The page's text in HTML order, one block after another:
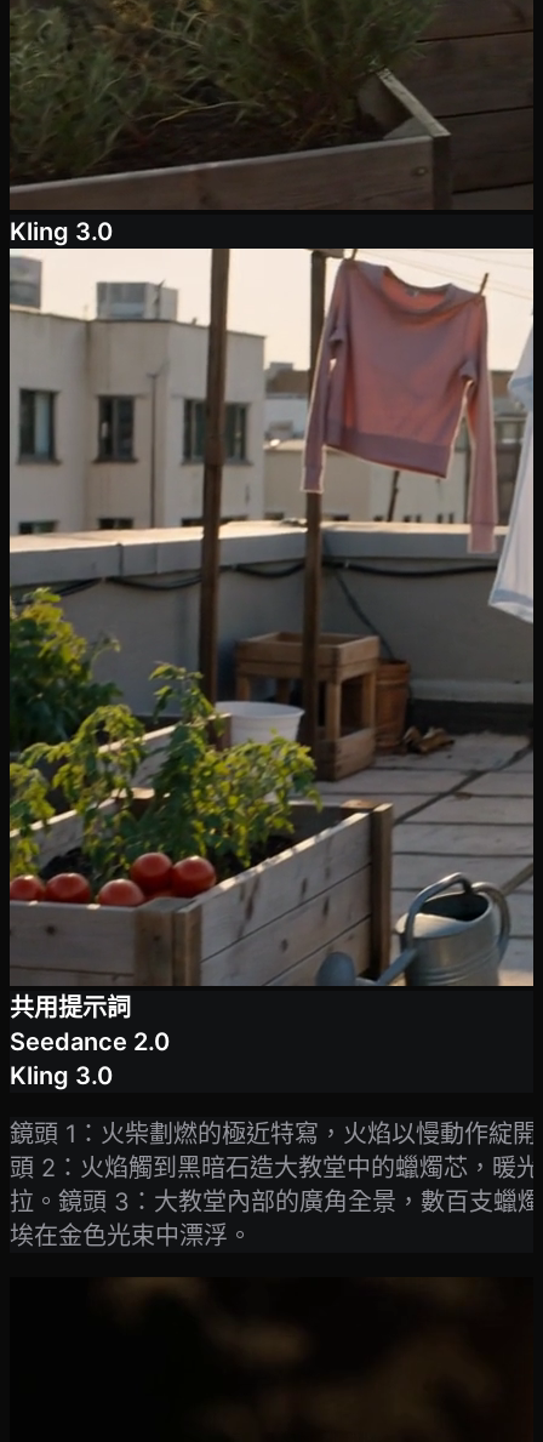
Kling 3.0
共用提示詞
Seedance 2.0
Kling 3.0
鏡頭 1：火柴劃燃的極近特寫，火焰以慢動作綻
頭 2：火焰觸到黑暗石造大教堂中的蠟燭芯，暖
拉。鏡頭 3：大教堂內部的廣角全景，數百支蠟
埃在金色光束中漂浮。